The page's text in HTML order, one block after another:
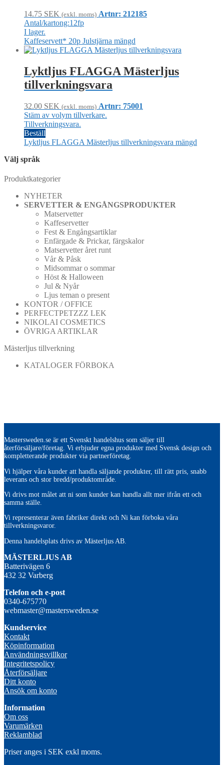
14.75 SEK (exkl. moms) Artnr: 212185
Antal/kartong:12fp
I lager.
Kaffeservett* 20p Julstjärna mängd
Lyktljus FLAGGA Mästerljus
tillverkningsvara
32.00 SEK (exkl. moms) Artnr: 75001
Stäm av volym tillverkare.
Tillverkningsvara.
Beställ
Lyktljus FLAGGA Mästerljus tillverkningsvara mängd
Välj språk
Produktkategorier
NYHETER
SERVETTER & ENGÅNGSPRODUKTER
Matservetter
Kaffeservetter
Fest & Engångsartiklar
Enfärgade & Prickar, färgskalor
Matservetter året runt
Vår & Påsk
Midsommar o sommar
Höst & Halloween
Jul & Nyår
Ljus teman o present
KONTOR / OFFICE
PERFECTPETZZZ LEK
NIKOLAI COSMETICS
ÖVRIGA ARTIKLAR
Mästerljus tillverkning
KATALOGER FÖRBOKA
Mastersweden.se är ett Svenskt handelshus som säljer till
återförsäljare/företag. Vi erbjuder egna produkter med Svensk design och
kompletterande produkter via partnerföretag.
Vi hjälper våra kunder att handla säljande produkter, till rätt pris, snabb
leverans och stor bredd/produktområde.
Vi drivs mot målet att ni som kunder kan handla allt mer ifrån ett och
samma ställe.
Vi representerar även fabriker direkt och Ni kan förboka våra
tillverkningsvaror.
Denna handelsplats drivs av Mästerljus AB.
MÄSTERLJUS AB
Batterivägen 6
432 32 Varberg
Telefon och e-post
0340-675770
webmaster@mastersweden.se
Kundservice
Kontakt
Köpinformation
Användningsvillkor
Integritetspolicy
Återförsäljare
Ditt konto
Ansök om konto
Information
Om oss
Varumärken
Reklamblad
Priser anges i SEK exkl moms.